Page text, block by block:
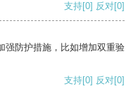
支持[0] 反对[0]
强防护措施，比如增加双重验
支持[0] 反对[0]